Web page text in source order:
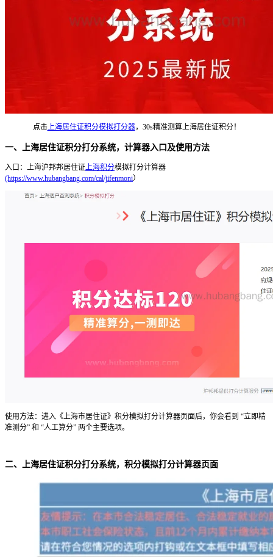
点击上海居住证积分模拟打分器，30s精准测算上海居住证积分！
一、上海居住证积分打分系统，计算器入口及使用方法
入口：上海沪邦邦居住证上海积分模拟打分计算器
(https://www.hubangbang.com/cal/jifenmoni）
使用方法：进入《上海市居住证》积分模拟打分计算器页面后，你会看到 “立即精
准测分” 和 “人工算分” 两个主要选项。
二、上海居住证积分打分系统，积分模拟打分计算器页面